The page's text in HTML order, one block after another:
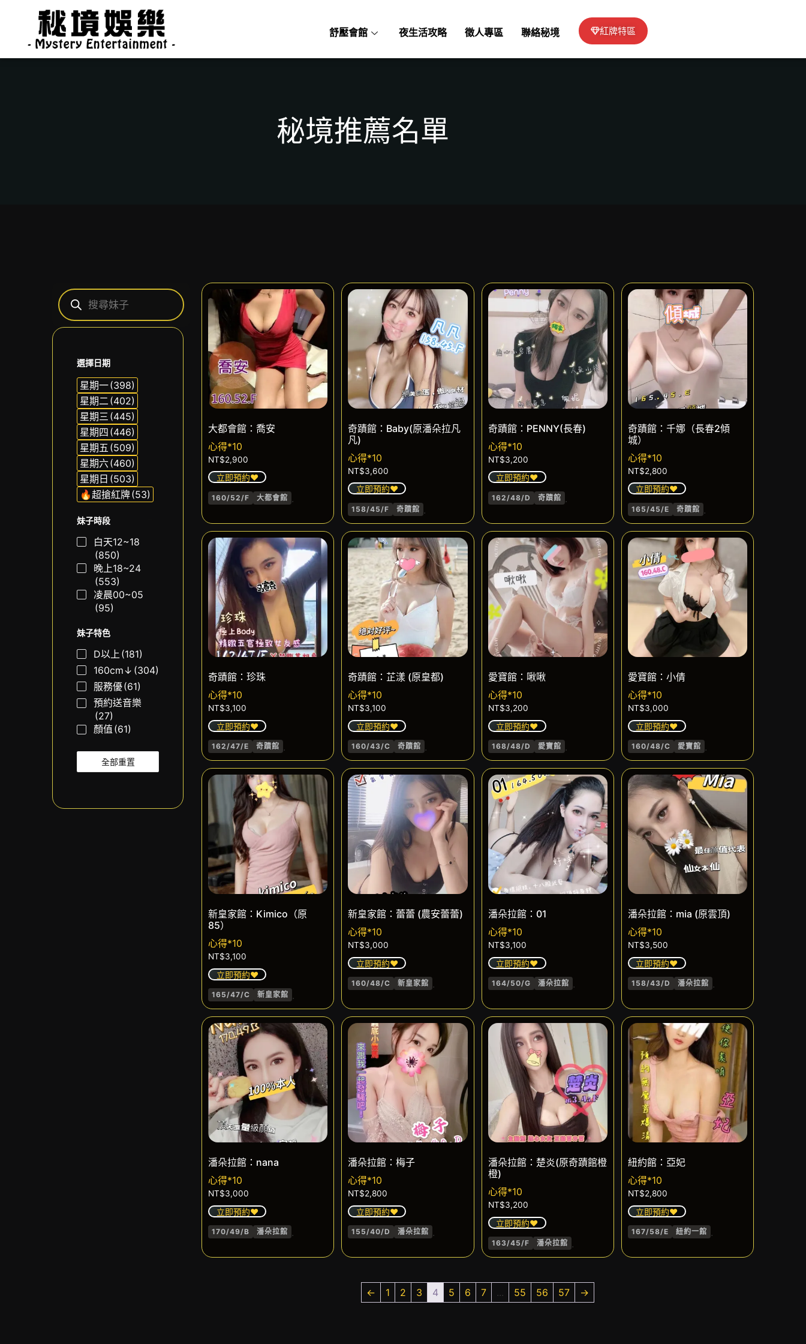
舒壓會館 夜生活攻略 徵人專區 聯絡秘境 紅牌特區
秘境推薦名單
選擇日期
星期一(398)
星期二 (402)
星期三 (445)
星期四 (446)
星期五 (509)
星期六(460)
星期日 (503)
🔥超搶紅牌(53)
妹子時段
白天12~18
(850)
晚上18~24
(553)
凌晨00~05
(95)
妹子特色
D以上 (181)
160cm↓ (304)
服務優(61)
預約送音樂
(27)
顏值 (61)
全部重置
大都會館：喬安
心得*10
NT$2,900
立即預約❤️
160/52/F 大都會館 .
奇蹟館：Baby(原潘朵拉凡
凡)
心得*10
NT$3,600
立即預約❤️
158/45/F 奇蹟館 .
奇蹟館：PENNY(長春)
心得*10
NT$3,200
立即預約❤️
162/48/D 奇蹟館 .
奇蹟館：千娜（長春2傾
城）
心得*10
NT$2,800
立即預約❤️
165/45/E 奇蹟館 .
奇蹟館：珍珠
心得*10
NT$3,100
立即預約❤️
162/47/E 奇蹟館 .
奇蹟館：芷漾 (原皇都)
心得*10
NT$3,100
立即預約❤️
160/43/C 奇蹟館 .
愛寶館：啾啾
心得*10
NT$3,200
立即預約❤️
168/48/D 愛寶館 .
愛寶館：小倩
心得*10
NT$3,000
立即預約❤️
160/48/C 愛寶館 .
新皇家館：Kimico（原
85）
心得*10
NT$3,100
立即預約❤️
165/47/C 新皇家館 .
新皇家館：蕾蕾 (農安蕾蕾)
心得*10
NT$3,000
立即預約❤️
160/48/C 新皇家館 .
潘朵拉館：01
心得*10
NT$3,100
立即預約❤️
164/50/G 潘朵拉館 .
潘朵拉館：mia (原雲頂)
心得*10
NT$3,500
立即預約❤️
158/43/D 潘朵拉館 .
潘朵拉館：nana
心得*10
NT$3,000
立即預約❤️
170/49/B 潘朵拉館 .
潘朵拉館：梅子
心得*10
NT$2,800
立即預約❤️
155/40/D 潘朵拉館 .
潘朵拉館：楚炎(原奇蹟館橙
橙)
心得*10
NT$3,200
立即預約❤️
163/45/F 潘朵拉館 .
紐約館：亞妃
心得*10
NT$2,800
立即預約❤️
167/58/E 紐約一館 .
← 1 2 3 4 5 6 7 ... 55 56 57 →